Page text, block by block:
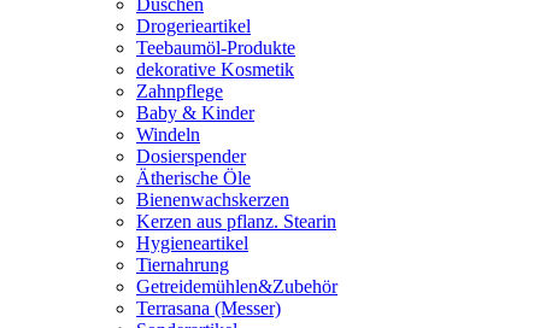
Duschen
Drogerieartikel
Teebaumöl-Produkte
dekorative Kosmetik
Zahnpflege
Baby & Kinder
Windeln
Dosierspender
Ätherische Öle
Bienenwachskerzen
Kerzen aus pflanz. Stearin
Hygieneartikel
Tiernahrung
Getreidemühlen&Zubehör
Terrasana (Messer)